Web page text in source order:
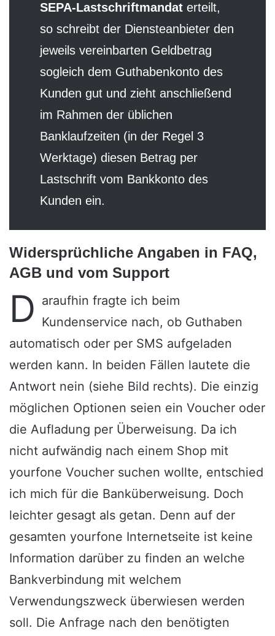
SEPA-Lastschriftmandat erteilt,
so schreibt der Diensteanbieter den
jeweils vereinbarten Geldbetrag
sogleich dem Guthabenkonto des
Kunden gut und zieht anschließend
im Rahmen der üblichen
Banklaufzeiten (in der Regel 3
Werktage) diesen Betrag per
Lastschrift vom Bankkonto des
Kunden ein.
Widersprüchliche Angaben in FAQ,
AGB und vom Support
D araufhin fragte ich beim
Kundenservice nach, ob Guthaben
automatisch oder per SMS aufgeladen
werden kann. In beiden Fällen lautete die
Antwort nein (siehe Bild rechts). Die einzig
möglichen Optionen seien ein Voucher oder
die Aufladung per Überweisung. Da ich
nicht aufwändig nach einem Shop mit
yourfone Voucher suchen wollte, entschied
ich mich für die Banküberweisung. Doch
leichter gesagt als getan. Denn auf der
gesamten yourfone Internetseite ist keine
Information darüber zu finden an welche
Bankverbindung mit welchem
Verwendungszweck überwiesen werden
soll. Die Anfrage nach den benötigten